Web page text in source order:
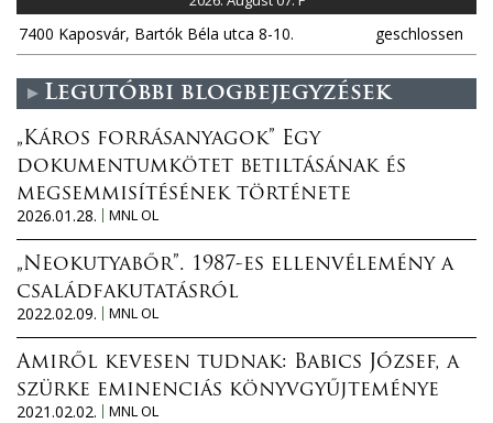
7400 Kaposvár, Bartók Béla utca 8-10. geschlossen
Legutóbbi blogbejegyzések
„Káros forrásanyagok” Egy
dokumentumkötet betiltásának és
megsemmisítésének története
2026.01.28.
MNL OL
„Neokutyabőr”. 1987-es ellenvélemény a
családfakutatásról
2022.02.09.
MNL OL
Amiről kevesen tudnak: Babics József, a
szürke eminenciás könyvgyűjteménye
2021.02.02.
MNL OL